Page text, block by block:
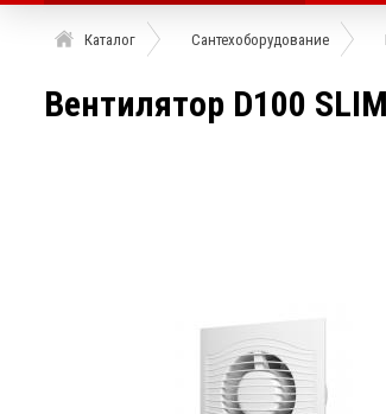
Каталог Сантехоборудование
Вентилятор D100